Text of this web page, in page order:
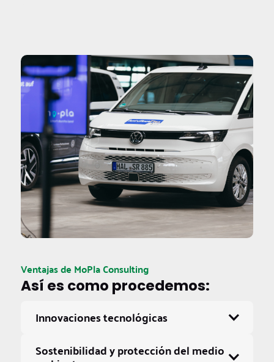
Ventajas de MoPla Consulting
Así es como procedemos:
Innovaciones tecnológicas
La integración de tecnologías modernas como
Sostenibilidad y protección del medio